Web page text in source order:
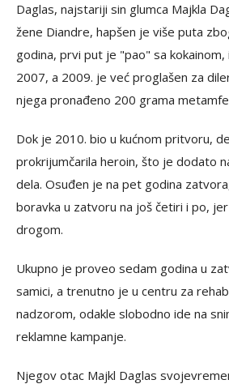
Daglas, najstariji sin glumca Majkla
žene Diandre, hapšen je više puta
godina, prvi put je "pao" sa
2007, a 2009. je već proglašen za
njega pronađeno 200 grama
Dok je 2010. bio u kućnom pritvoru,
prokrijumčarila heroin, što je dodato
dela. Osuđen je na pet godina
boravka u zatvoru na još četiri i po,
drogom.
Ukupno je proveo sedam godina u
samici, a trenutno je u centru za
nadzorom, odakle slobodno ide na
reklamne kampanje.
Njegov otac Majkl Daglas